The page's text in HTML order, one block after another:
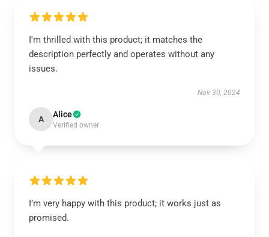
I'm thrilled with this product; it matches the
description perfectly and operates without any
issues.
Nov 30, 2024
A Alice
Verified owner
I’m very happy with this product; it works just as
promised.